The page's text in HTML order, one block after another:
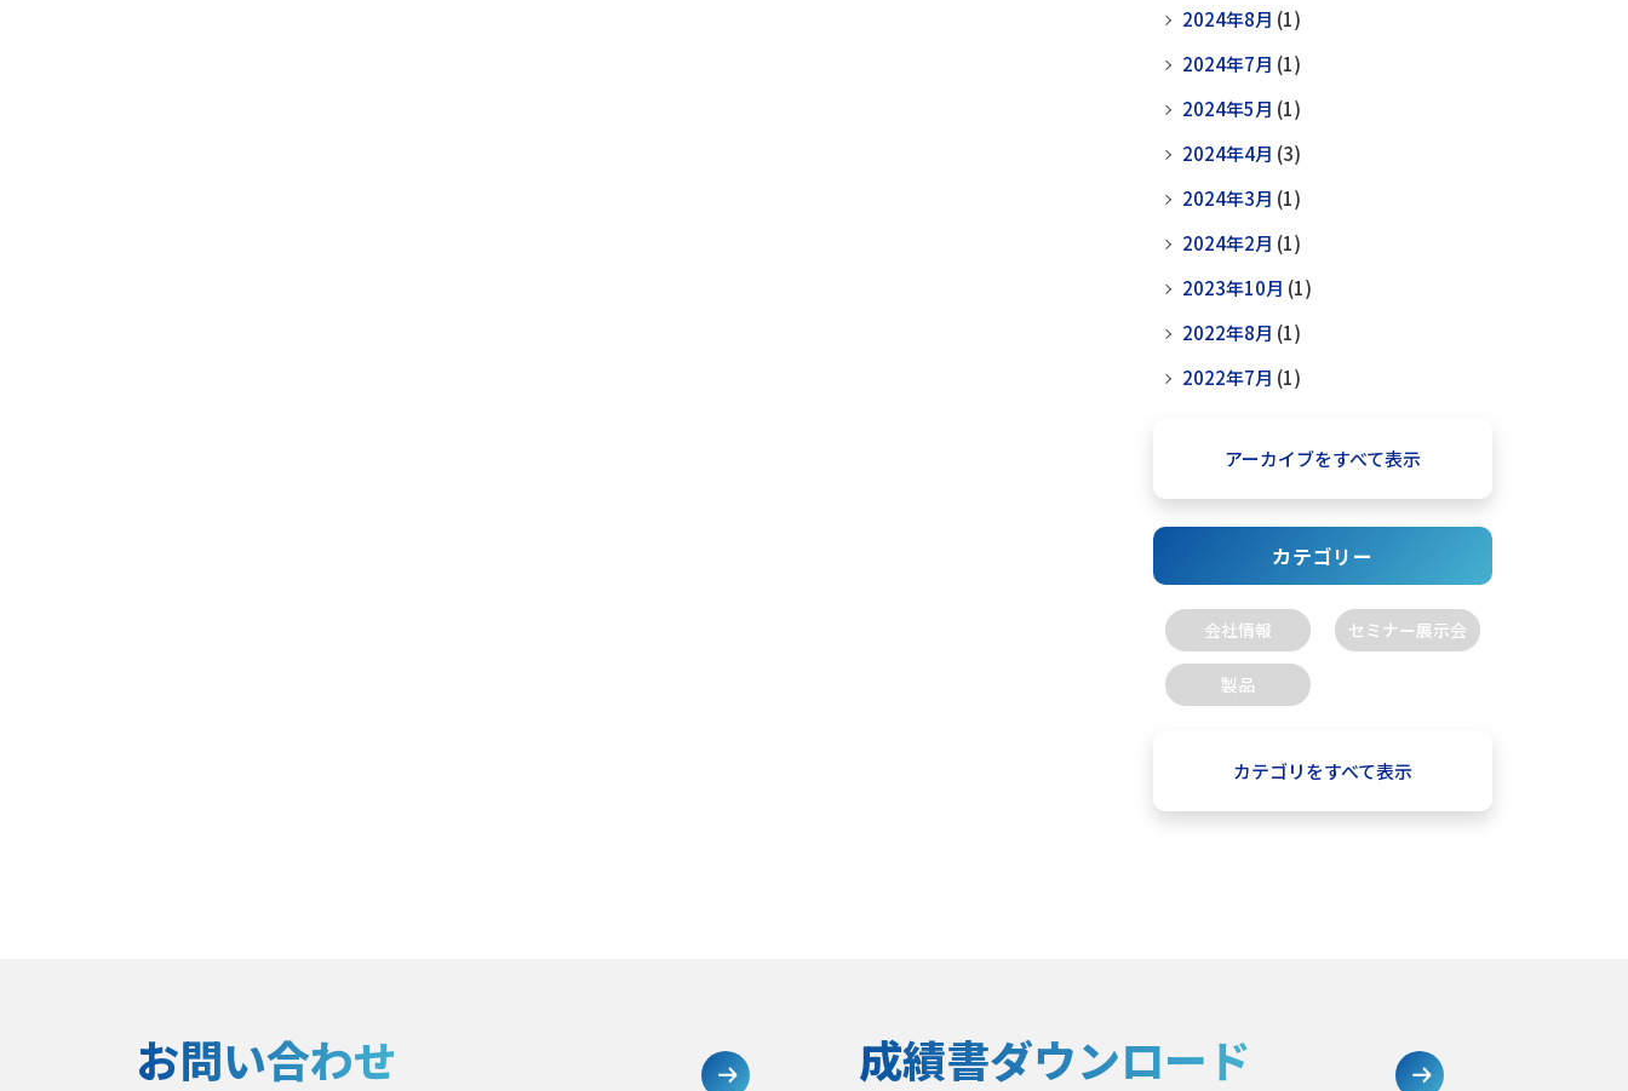
2024年8月 (1)
2024年7月 (1)
2024年5月 (1)
2024年4月 (3)
2024年3月 (1)
2024年2月 (1)
2023年10月 (1)
2022年8月 (1)
2022年7月 (1)
アーカイブをすべて表示
カテゴリー
会社情報 セミナー展示会
製品
カテゴリをすべて表示
お問い合わせ 成績書ダウンロード